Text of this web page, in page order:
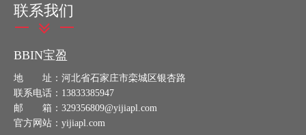
联系我们
BBIN宝盈
地 址：河北省石家庄市栾城区银杏路
联系电话：13833385947
邮 箱：329356809@yijiapl.com
官方网站：yijiapl.com